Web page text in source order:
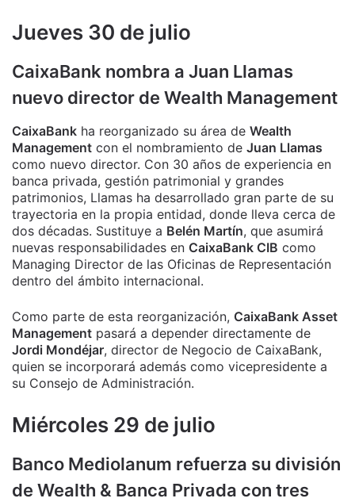
Jueves 30 de julio
CaixaBank nombra a Juan Llamas
nuevo director de Wealth Management
CaixaBank ha reorganizado su área de Wealth
Management con el nombramiento de Juan Llamas
como nuevo director. Con 30 años de experiencia en
banca privada, gestión patrimonial y grandes
patrimonios, Llamas ha desarrollado gran parte de su
trayectoria en la propia entidad, donde lleva cerca de
dos décadas. Sustituye a Belén Martín, que asumirá
nuevas responsabilidades en CaixaBank CIB como
Managing Director de las Oficinas de Representación
dentro del ámbito internacional.
Como parte de esta reorganización, CaixaBank Asset
Management pasará a depender directamente de
Jordi Mondéjar, director de Negocio de CaixaBank,
quien se incorporará además como vicepresidente a
su Consejo de Administración.
Miércoles 29 de julio
Banco Mediolanum refuerza su división
de Wealth & Banca Privada con tres